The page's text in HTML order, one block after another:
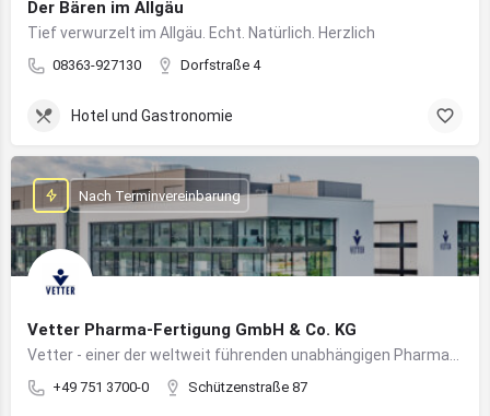
Der Bären im Allgäu
Tief verwurzelt im Allgäu. Echt. Natürlich. Herzlich
08363-927130 Dorfstraße 4
Hotel und Gastronomie
Vetter Pharma-Fertigung GmbH & Co. KG
+49 751 3700-0 Schützenstraße 87
Nach Terminvereinbarung